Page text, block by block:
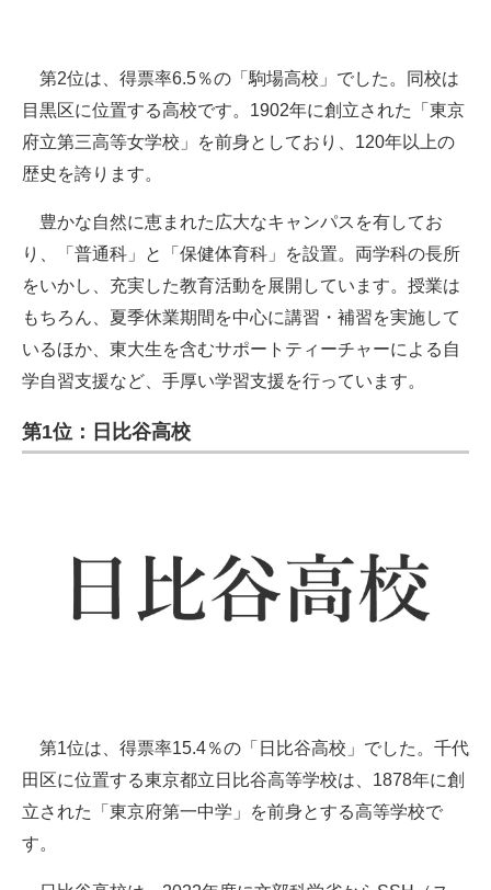
第2位は、得票率6.5％の「駒場高校」でした。同校は
目黒区に位置する高校です。1902年に創立された「東京
府立第三高等女学校」を前身としており、120年以上の
歴史を誇ります。
豊かな自然に恵まれた広大なキャンパスを有してお
り、「普通科」と「保健体育科」を設置。両学科の長所
をいかし、充実した教育活動を展開しています。授業は
もちろん、夏季休業期間を中心に講習・補習を実施して
いるほか、東大生を含むサポートティーチャーによる自
学自習支援など、手厚い学習支援を行っています。
第1位：日比谷高校
第1位は、得票率15.4％の「日比谷高校」でした。千代
田区に位置する東京都立日比谷高等学校は、1878年に創
立された「東京府第一中学」を前身とする高等学校で
す。